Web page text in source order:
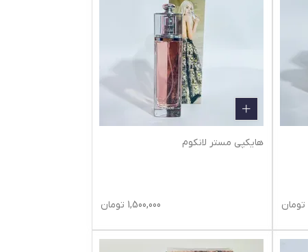
تومان
هایکپی مستر لانکوم
1,500,000 تومان